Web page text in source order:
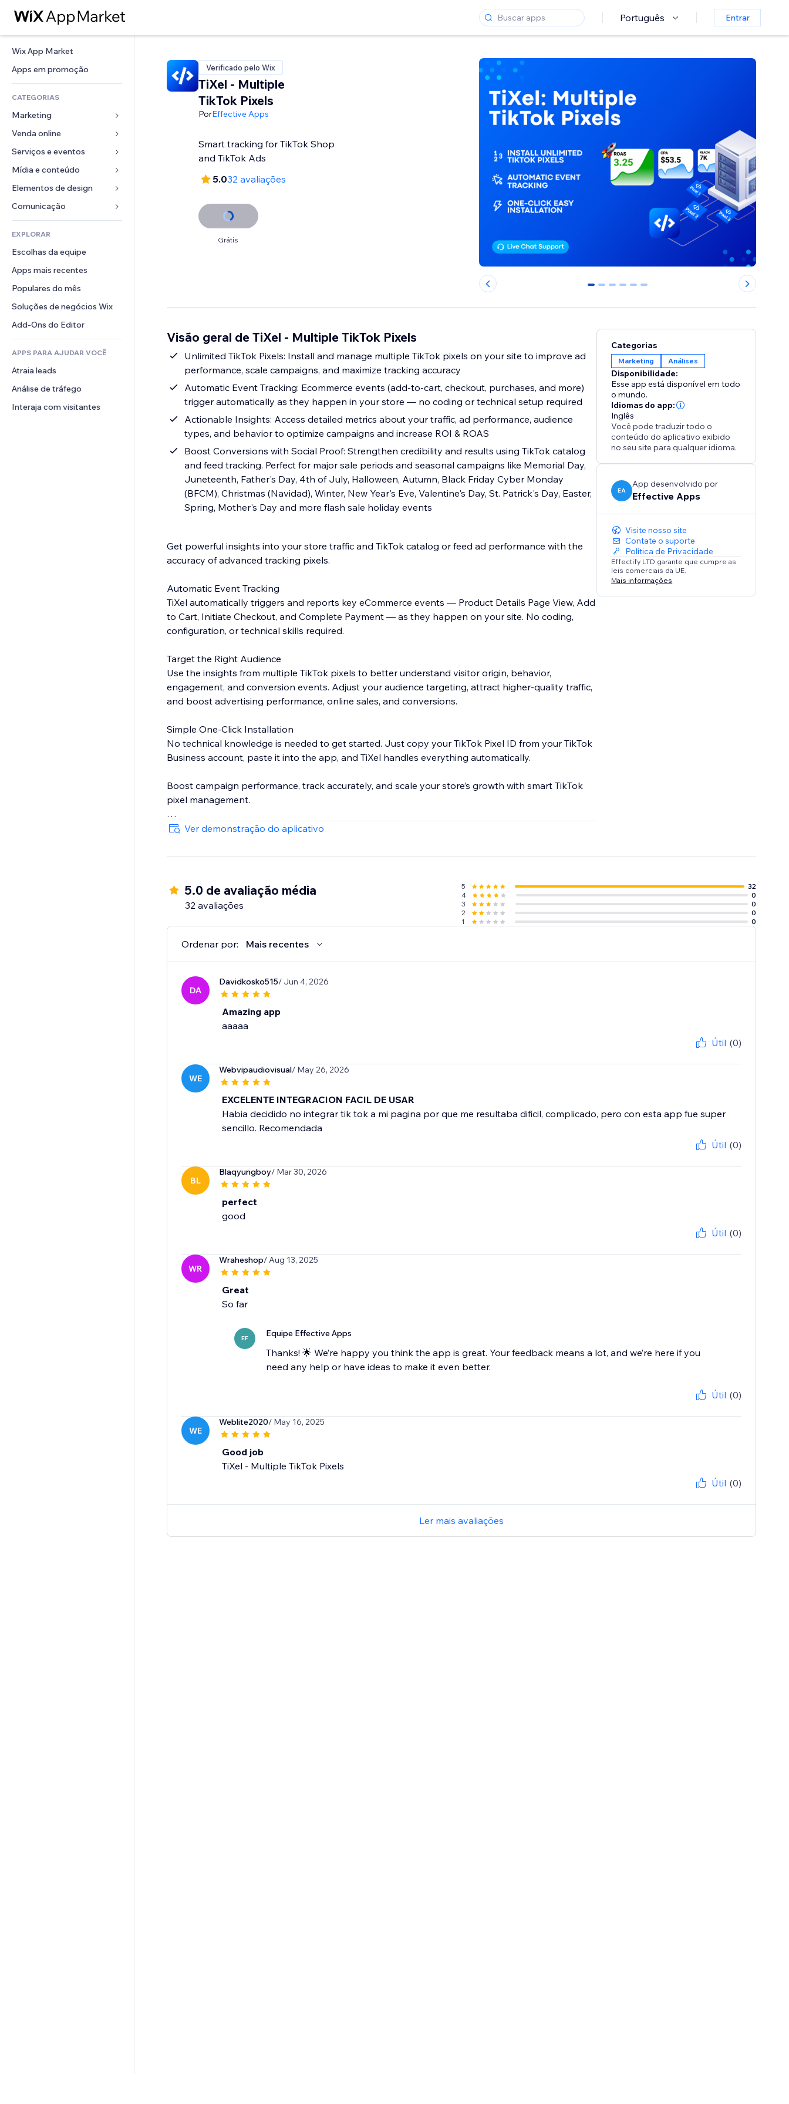
Português Entrar
Wix App Market
Apps em promoção
CATEGORIAS
Marketing
Anúncios
Mobile
Análises
Listas do site
Email
Venda online
Apps para lojas
Frete e entrega
Botões de venda
Contabilidade
Cupons e fidelidade
Soluções de armazenamento
Serviços e eventos
Hotéis
Eventos
Restaurantes
Imobiliária
Meus agendamentos
Mídia e conteúdo
Galeria
Músicas
Podcasts
Fotografia
Vídeo
PDF
Compartilhamento de arquivos
Notícias
Elementos de design
Mapas e navegação
Privacidade e segurança
Relógio
Templates de página
Efeitos de imagem
Botões e menus
Banners e selos
Calculadoras
Busca
Previsão do tempo
Tabelas e gráficos
Formulários
Enquetes
Chat
Comentários
Telefone
Comunidade
Avaliações e depoimentos
CRM
EXPLORAR
Escolhas da equipe
Apps mais recentes
Populares do mês
Soluções de negócios Wix
Add-Ons do Editor
APPS PARA AJUDAR VOCÊ
Atraia leads
Análise de tráfego
Interaja com visitantes
Verificado pelo Wix
TiXel ‑ Multiple
TikTok Pixels
PorEffective Apps
Smart tracking for TikTok Shop
and TikTok Ads
5.032 avaliações
Grátis
0 1 2 3 4 5
Visão geral de TiXel ‑ Multiple TikTok Pixels
Unlimited TikTok Pixels: Install and manage multiple TikTok pixels on your site to improve ad
performance, scale campaigns, and maximize tracking accuracy
Automatic Event Tracking: Ecommerce events (add-to-cart, checkout, purchases, and more)
trigger automatically as they happen in your store — no coding or technical setup required
Actionable Insights: Access detailed metrics about your traffic, ad performance, audience
types, and behavior to optimize campaigns and increase ROI & ROAS
Boost Conversions with Social Proof: Strengthen credibility and results using TikTok catalog
and feed tracking. Perfect for major sale periods and seasonal campaigns like Memorial Day,
Juneteenth, Father's Day, 4th of July, Halloween, Autumn, Black Friday Cyber Monday
(BFCM), Christmas (Navidad), Winter, New Year's Eve, Valentine's Day, St. Patrick's Day, Easter,
Spring, Mother's Day and more flash sale holiday events
Get powerful insights into your store traffic and TikTok catalog or feed ad performance with the
accuracy of advanced tracking pixels.
Automatic Event Tracking
TiXel automatically triggers and reports key eCommerce events — Product Details Page View, Add
to Cart, Initiate Checkout, and Complete Payment — as they happen on your site. No coding,
configuration, or technical skills required.
Target the Right Audience
Use the insights from multiple TikTok pixels to better understand visitor origin, behavior,
engagement, and conversion events. Adjust your audience targeting, attract higher-quality traffic,
and boost advertising performance, online sales, and conversions.
Simple One-Click Installation
No technical knowledge is needed to get started. Just copy your TikTok Pixel ID from your TikTok
Business account, paste it into the app, and TiXel handles everything automatically.
Boost campaign performance, track accurately, and scale your store’s growth with smart TikTok
pixel management.
Note: TiXel is an independent app and not officially affiliated with TikTok. TikTok pixels must be
Ver demonstração do aplicativo
Categorias
Marketing Análises
Disponibilidade:
Esse app está disponível em todo
o mundo.
Idiomas do app:
Inglês
Você pode traduzir todo o
conteúdo do aplicativo exibido
no seu site para qualquer idioma.
EA
App desenvolvido por
Effective Apps
Visite nosso site
Contate o suporte
Política de Privacidade
Effectify LTD garante que cumpre as
leis comerciais da UE.
Mais informações
5.0 de avaliação média
32 avaliações
5
32
4
0
3
0
2
0
1
0
Ordenar por: Mais recentes
DA
Davidkosko515/ Jun 4, 2026
Amazing app
aaaaa
Útil (0)
WE
Webvipaudiovisual/ May 26, 2026
EXCELENTE INTEGRACION FACIL DE USAR
Habia decidido no integrar tik tok a mi pagina por que me resultaba dificil, complicado, pero con esta app fue super
sencillo. Recomendada
Útil (0)
BL
Blaqyungboy/ Mar 30, 2026
perfect
good
Útil (0)
WR
Wraheshop/ Aug 13, 2025
Great
So far
EF Equipe Effective Apps
Thanks! 🌟 We’re happy you think the app is great. Your feedback means a lot, and we’re here if you
need any help or have ideas to make it even better.
Útil (0)
WE
Weblite2020/ May 16, 2025
Good job
TiXel ‑ Multiple TikTok Pixels
Útil (0)
Ler mais avaliações